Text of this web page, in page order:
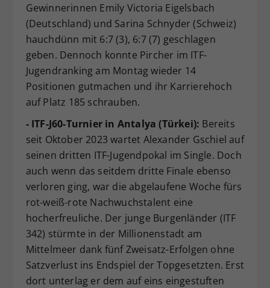
Gewinnerinnen Emily Victoria Eigelsbach
(Deutschland) und Sarina Schnyder (Schweiz)
hauchdünn mit 6:7 (3), 6:7 (7) geschlagen
geben. Dennoch konnte Pircher im ITF-
Jugendranking am Montag wieder 14
Positionen gutmachen und ihr Karrierehoch
auf Platz 185 schrauben.
- ITF-J60-Turnier in Antalya (Türkei): Bereits
seit Oktober 2023 wartet Alexander Gschiel auf
seinen dritten ITF-Jugendpokal im Single. Doch
auch wenn das seitdem dritte Finale ebenso
verloren ging, war die abgelaufene Woche fürs
rot-weiß-rote Nachwuchstalent eine
hocherfreuliche. Der junge Burgenländer (ITF
342) stürmte in der Millionenstadt am
Mittelmeer dank fünf Zweisatz-Erfolgen ohne
Satzverlust ins Endspiel der Topgesetzten. Erst
dort unterlag er dem auf eins eingestuften